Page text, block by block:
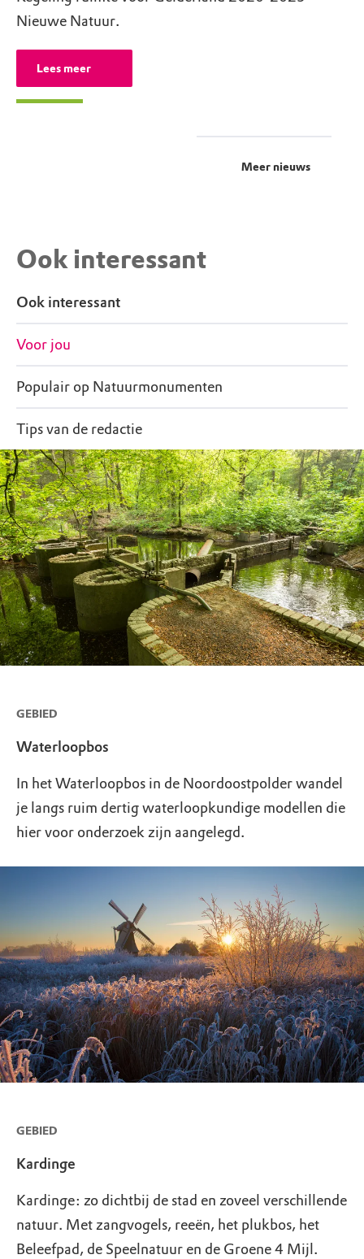
Nieuwe Natuur.
Lees meer
Meer nieuws
Ook interessant
Ook interessant
Voor jou
Populair op Natuurmonumenten
Tips van de redactie
GEBIED
Waterloopbos
In het Waterloopbos in de Noordoostpolder wandel
je langs ruim dertig waterloopkundige modellen die
hier voor onderzoek zijn aangelegd.
GEBIED
Kardinge
Kardinge: zo dichtbij de stad en zoveel verschillende
natuur. Met zangvogels, reeën, het plukbos, het
Beleefpad, de Speelnatuur en de Groene 4 Mijl.